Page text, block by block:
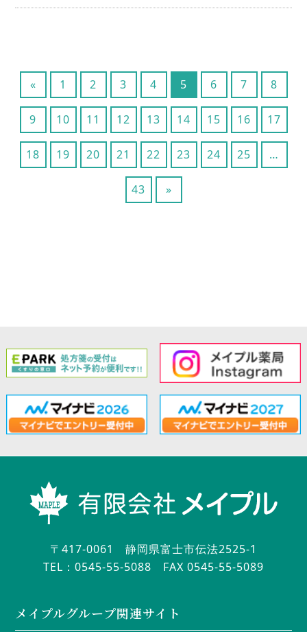
« 1 2 3 4 5 6 7 8
9 10 11 12 13 14 15 16 17
18 19 20 21 22 23 24 25 …
43 »
〒417-0061 静岡県富士市伝法2525-1
TEL：0545-55-5088 FAX 0545-55-5089
メイプルグループ関連サイト